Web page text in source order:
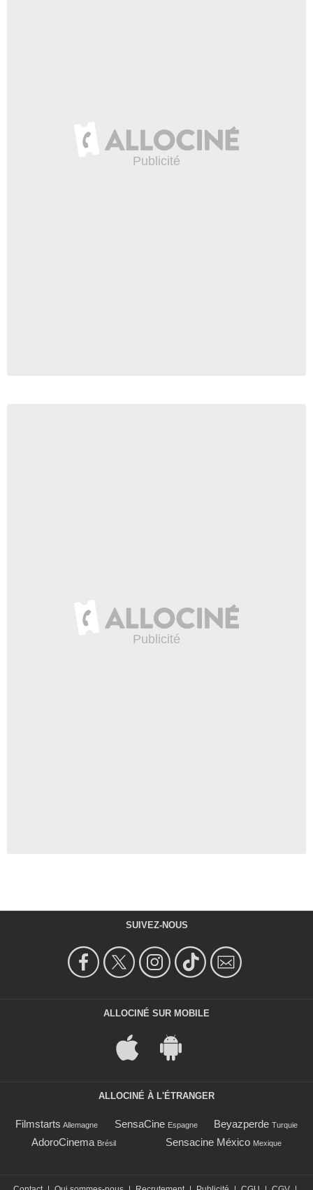
SUIVEZ-NOUS
ALLOCINÉ SUR MOBILE
ALLOCINÉ À L'ÉTRANGER
Filmstarts Allemagne SensaCine Espagne Beyazperde Turquie
AdoroCinema Brésil Sensacine México Mexique